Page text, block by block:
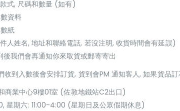
式, 尺碼和數量 (如有)
資料
紙
人姓名, 地址和聯絡電話, 若沒注明, 收貨時間會有延誤)
我們會再通知你來取貨或郵寄寄出
收到入數後會安排訂貨, 貨到會PM 通知客人, 如果貨品
業中心9樓01室 (佐敦地鐵站C2出口)
星期六: 11:00-4:00 (星期日及公眾假期休息)